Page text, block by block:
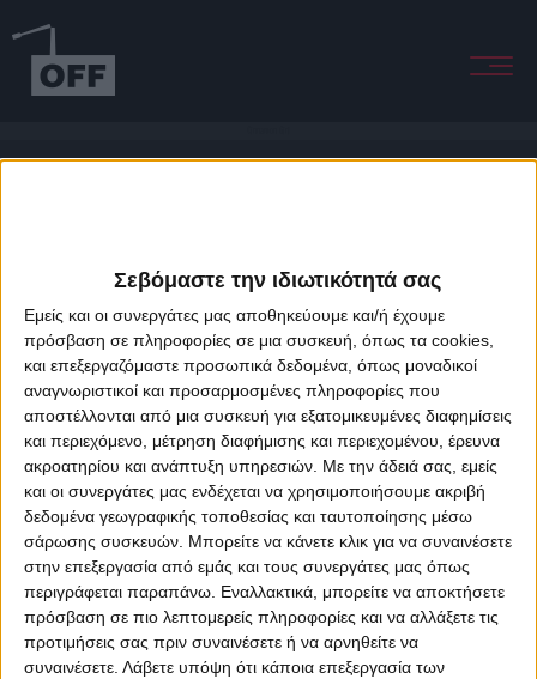
Σεβόμαστε την ιδιωτικότητά σας
Εμείς και οι συνεργάτες μας αποθηκεύουμε και/ή έχουμε
πρόσβαση σε πληροφορίες σε μια συσκευή, όπως τα cookies,
και επεξεργαζόμαστε προσωπικά δεδομένα, όπως μοναδικοί
αναγνωριστικοί και προσαρμοσμένες πληροφορίες που
αποστέλλονται από μια συσκευή για εξατομικευμένες διαφημίσεις
και περιεχόμενο, μέτρηση διαφήμισης και περιεχομένου, έρευνα
ακροατηρίου και ανάπτυξη υπηρεσιών. Με την άδειά σας, εμείς
και οι συνεργάτες μας ενδέχεται να χρησιμοποιήσουμε ακριβή
δεδομένα γεωγραφικής τοποθεσίας και ταυτοποίησης μέσω
σάρωσης συσκευών. Μπορείτε να κάνετε κλικ για να συναινέσετε
στην επεξεργασία από εμάς και τους συνεργάτες μας όπως
περιγράφεται παραπάνω. Εναλλακτικά, μπορείτε να αποκτήσετε
πρόσβαση σε πιο λεπτομερείς πληροφορίες και να αλλάξετε τις
προτιμήσεις σας πριν συναινέσετε ή να αρνηθείτε να
συναινέσετε. Λάβετε υπόψη ότι κάποια επεξεργασία των
About Offradio Business Class Terms & Conditions
Privacy Policy
Designed & developed byporcupine colors&Fotis Alexandrou